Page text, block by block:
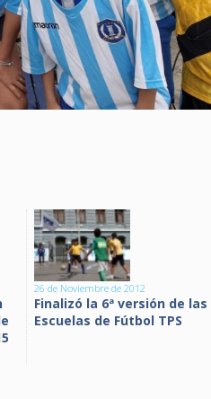
26 de Noviembre de 2012
Finalizó la 6ª versión de las
Escuelas de Fútbol TPS